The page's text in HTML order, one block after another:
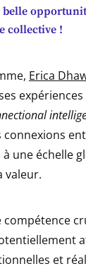
belle
collective !
Erica
une échelle
valeur.
et